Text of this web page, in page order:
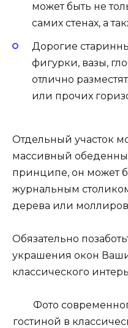
может быть не
самих стенах, а
Дорогие
фигурки, вазы,
отлично
или прочих
Отдельный участок
массивный
принципе, он может
журнальным
дерева или
Обязательно
украшения окон
классического
Фото
гостиной в